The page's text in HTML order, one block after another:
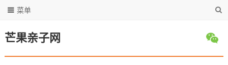
芒果亲子网
菜单